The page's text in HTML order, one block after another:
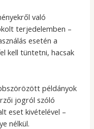
való
terjedelemben –
esetén a
kell tüntetni, hacsak
példányok
jogról szóló
eset kivételével –
nélkül.